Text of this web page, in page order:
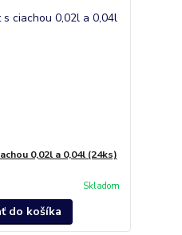
0,02l a 0,04l (24ks)
Skladom
do košíka